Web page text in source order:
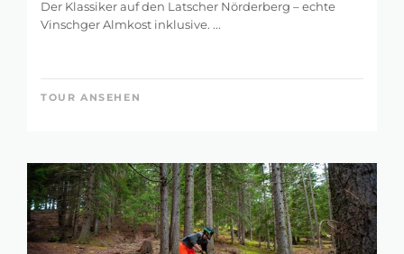
Der Klassiker auf den Latscher Nörderberg – echte
Vinschger Almkost inklusive. ...
TOUR ANSEHEN